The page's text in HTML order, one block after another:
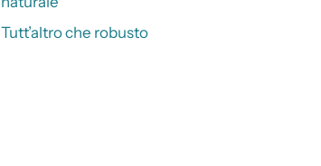
Tutt’altro che robusto